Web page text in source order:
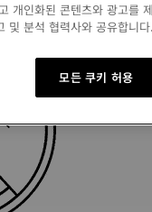
19.5 mm • 쿼츠
개인화된 콘텐츠와 광고를
및 분석 협력사와 공유합니다.
모든 쿠키 허용